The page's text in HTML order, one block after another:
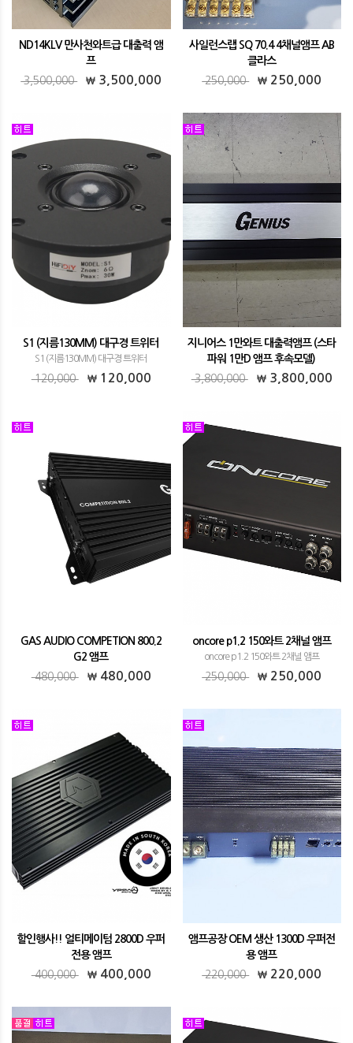
ND14KLV 만사천와트급 대출력 앰
프
ND14KLV 만사천와트급 대출력 앰프
3,500,000 3,500,000
사일런스랩 SQ 70.4 4채널앰프 AB
클라스
사일런스랩 SQ 70.4 4채널앰프 AB클라스
250,000 250,000
S1 (지름130MM) 대구경 트위터
S1 (지름130MM) 대구경 트위터
120,000 120,000
지니어스 1만와트 대출력앰프 (스타
파워 1만D 앰프 후속모델)
지니어스 1만와트 대출력앰프 (스타파워 1
3,800,000 3,800,000
GAS AUDIO COMPETION 800.2
G2 앰프
GAS AUDIO COMPETION 800.2 G2 앰프
480,000 480,000
oncore p1.2 150와트 2채널 앰프
oncore p1.2 150와트 2채널 앰프
250,000 250,000
할인행사!! 얼티메이텀 2800D 우퍼
전용 앰프
할인행사!! 얼티메이텀 2800D 우퍼전용 앰
400,000 400,000
앰프공장 OEM 생산 1300D 우퍼전
용 앰프
OEM 생산 1300D 우퍼전용 앰프
220,000 220,000